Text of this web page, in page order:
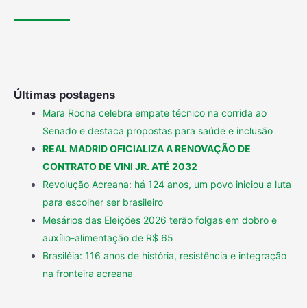
Últimas postagens
Mara Rocha celebra empate técnico na corrida ao
Senado e destaca propostas para saúde e inclusão
REAL MADRID OFICIALIZA A RENOVAÇÃO DE
CONTRATO DE VINI JR. ATÉ 2032
Revolução Acreana: há 124 anos, um povo iniciou a luta
para escolher ser brasileiro
Mesários das Eleições 2026 terão folgas em dobro e
auxílio-alimentação de R$ 65
Brasiléia: 116 anos de história, resistência e integração
na fronteira acreana